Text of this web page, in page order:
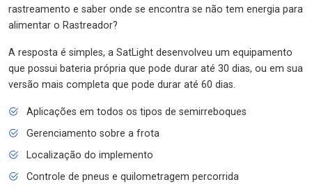
rastreamento e saber onde se encontra se não tem energia para
alimentar o Rastreador?
A resposta é simples, a SatLight desenvolveu um equipamento
que possui bateria própria que pode durar até 30 dias, ou em sua
versão mais completa que pode durar até 60 dias.
Aplicações em todos os tipos de semirreboques
Gerenciamento sobre a frota
Localização do implemento
Controle de pneus e quilometragem percorrida